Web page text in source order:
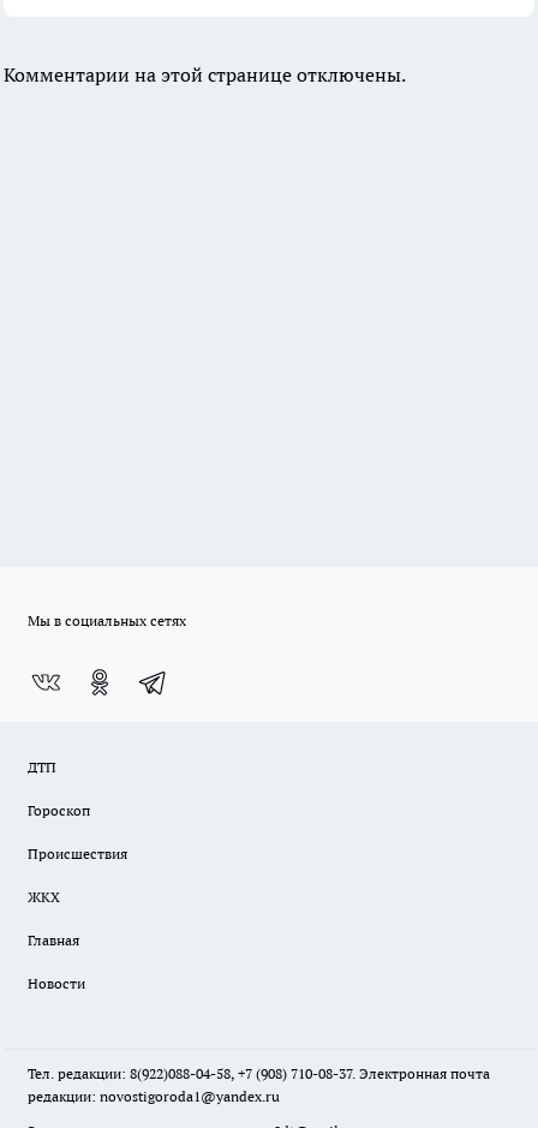
Комментарии на этой странице отключены.
Мы в социальных сетях
ДТП
Гороскоп
Происшествия
ЖКХ
Главная
Новости
Тел. редакции: 8(922)088-04-58, +7 (908) 710-08-37. Электронная почта
редакции: novostigoroda1@yandex.ru